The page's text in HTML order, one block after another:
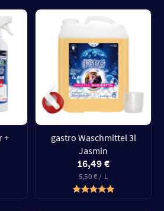
+
gastro Waschmittel 3l
Jasmin
16,49 €
5,50 € / L